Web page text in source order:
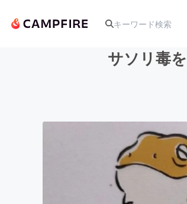
アート・写真
テクノロジー・ガ
サソリ毒